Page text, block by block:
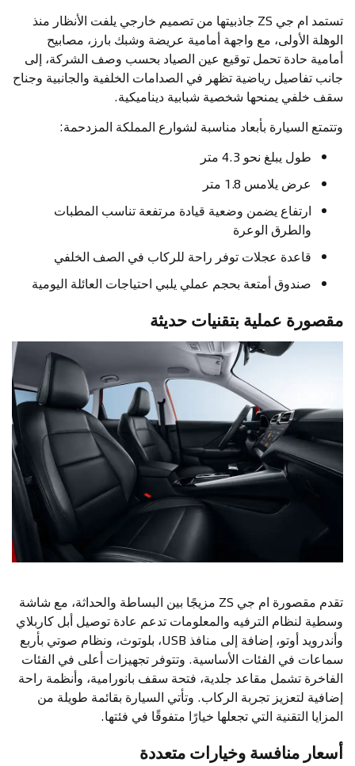
تستمد ام جي ZS جاذبيتها من تصميم خارجي يلفت الأنظار منذ
الوهلة الأولى، مع واجهة أمامية عريضة وشبك بارز، مصابيح
أمامية حادة تحمل توقيع عين الصياد بحسب وصف الشركة، إلى
جانب تفاصيل رياضية تظهر في الصدامات الخلفية والجانبية وجناح
سقف خلفي يمنحها شخصية شبابية ديناميكية.
وتتمتع السيارة بأبعاد مناسبة لشوارع المملكة المزدحمة:
طول يبلغ نحو 4.3 متر
عرض يلامس 1.8 متر
ارتفاع يضمن وضعية قيادة مرتفعة تناسب المطبات
والطرق الوعرة
قاعدة عجلات توفر راحة للركاب في الصف الخلفي
صندوق أمتعة بحجم عملي يلبي احتياجات العائلة اليومية
مقصورة عملية بتقنيات حديثة
تقدم مقصورة ام جي ZS مزيجًا بين البساطة والحداثة، مع شاشة
وسطية لنظام الترفيه والمعلومات تدعم عادة توصيل أبل كاربلاي
وأندرويد أوتو، إضافة إلى منافذ USB، بلوتوث، ونظام صوتي بأربع
سماعات في الفئات الأساسية. وتتوفر تجهيزات أعلى في الفئات
الفاخرة تشمل مقاعد جلدية، فتحة سقف بانورامية، وأنظمة راحة
إضافية لتعزيز تجربة الركاب. وتأتي السيارة بقائمة طويلة من
المزايا التقنية التي تجعلها خيارًا متفوقًا في فئتها.
أسعار منافسة وخيارات متعددة